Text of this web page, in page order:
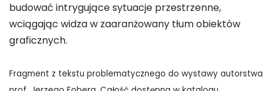
budować intrygujące sytuacje przestrzenne,
wciągając widza w zaaranżowany tłum obiektów
graficznych.
Fragment z tekstu problematycznego do wystawy autorstwa